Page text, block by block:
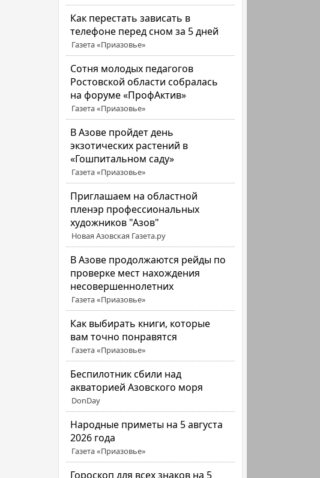
Как перестать зависать в
телефоне перед сном за 5 дней
Газета «Приазовье»
Сотня молодых педагогов
Ростовской области собралась
на форуме «ПрофАктив»
Газета «Приазовье»
В Азове пройдет день
экзотических растений в
«Гошпитальном саду»
Газета «Приазовье»
Приглашаем на областной
пленэр профессиональных
художников "Азов"
Новая Азовская Газета.ру
В Азове продолжаются рейды по
проверке мест нахождения
несовершеннолетних
Газета «Приазовье»
Как выбирать книги, которые
вам точно понравятся
Газета «Приазовье»
Беспилотник сбили над
акваторией Азовского моря
DonDay
Народные приметы на 5 августа
2026 года
Газета «Приазовье»
Гороскоп для всех знаков на 5